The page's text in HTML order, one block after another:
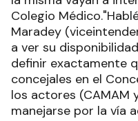
Colegio
Maradey
a ver su
definir exactamente
concejales en el
los actores (CAMAM
manejarse por la vía